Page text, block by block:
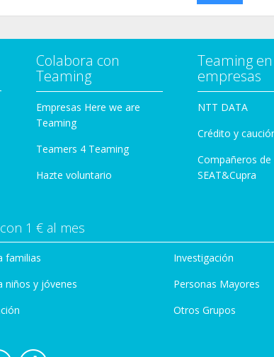
Colabora con
Teaming
Empresas Here we are
Teaming
Teamers 4 Teaming
Hazte voluntario
Teaming en
empresas
NTT DATA
Crédito y
Compañeros de
SEAT&Cupra
1 € al mes
familias
niños y jóvenes
Investigación
Personas Mayores
Otros Grupos